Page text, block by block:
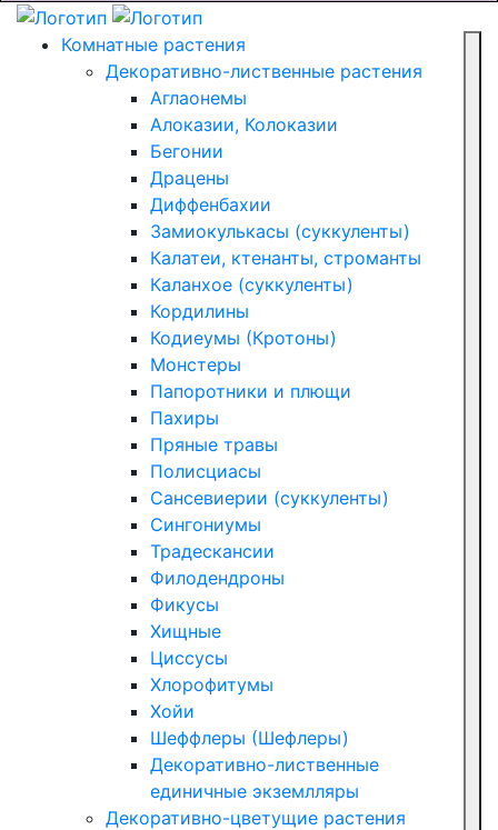
Комнатные растения
Декоративно-лиственные растения
Аглаонемы
Алоказии, Колоказии
Бегонии
Драцены
Диффенбахии
Замиокулькасы (суккуленты)
Калатеи, ктенанты, строманты
Каланхое (суккуленты)
Кордилины
Кодиеумы (Кротоны)
Монстеры
Папоротники и плющи
Пахиры
Пряные травы
Полисциасы
Сансевиерии (суккуленты)
Сингониумы
Традескансии
Филодендроны
Фикусы
Хищные
Циссусы
Хлорофитумы
Хойи
Шеффлеры (Шефлеры)
Декоративно-лиственные
единичные экземлляры
Декоративно-цветущие растения